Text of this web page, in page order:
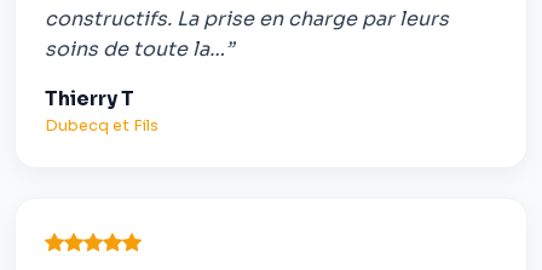
constructifs. La prise en charge par leurs
soins de toute la…”
Thierry T
Dubecq et Fils